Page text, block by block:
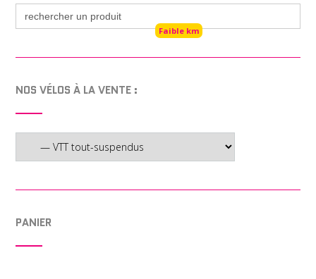
Faible km
Search
for:
NOS VÉLOS À LA VENTE :
PANIER